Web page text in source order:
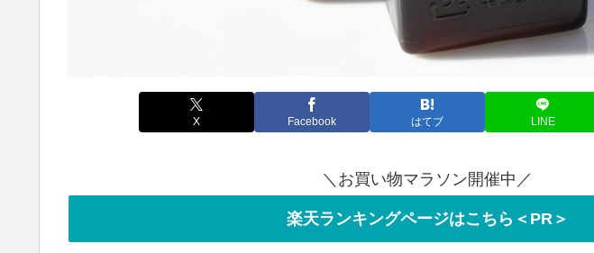
X Facebook はてブ LINE
＼お買い物マラソン開催中／
楽天ランキングページはこちら＜PR＞